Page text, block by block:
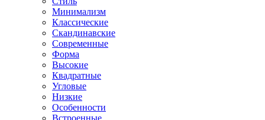
Минимализм
Классические
Скандинавские
Современные
Форма
Высокие
Квадратные
Угловые
Низкие
Особенности
Встроенные